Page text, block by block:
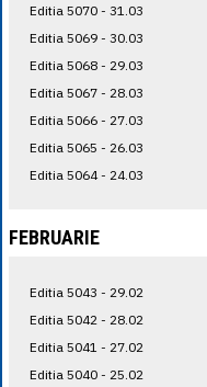
Editia 5070 - 31.03
Editia 5069 - 30.03
Editia 5068 - 29.03
Editia 5067 - 28.03
Editia 5066 - 27.03
Editia 5065 - 26.03
Editia 5064 - 24.03
FEBRUARIE
Editia 5043 - 29.02
Editia 5042 - 28.02
Editia 5041 - 27.02
Editia 5040 - 25.02